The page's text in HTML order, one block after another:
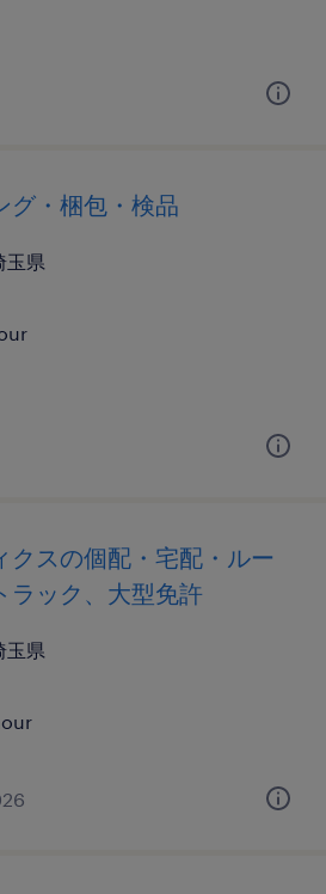
グ・梱包・検品
玉県
クスの個配・宅配・ルー
ラック、大型免許
玉県